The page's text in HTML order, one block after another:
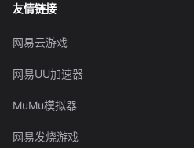
友情链接
网易云游戏
网易UU加速器
MuMu模拟器
网易发烧游戏